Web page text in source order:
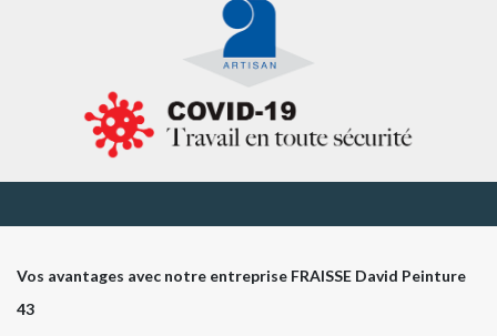
Vos avantages avec notre entreprise FRAISSE David Peinture
43